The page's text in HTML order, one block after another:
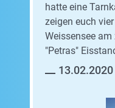
hatte eine
zeigen euch
Weissensee
"Petras"
13.02.2020